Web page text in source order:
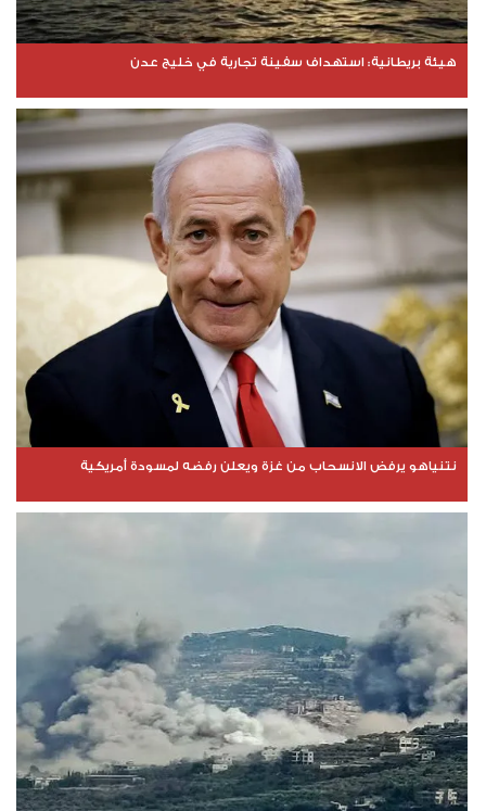
هيئة بريطانية: استهداف سفينة تجارية في خليج عدن
نتنياهو يرفض الانسحاب من غزة ويعلن رفضه لمسودة أمريكية